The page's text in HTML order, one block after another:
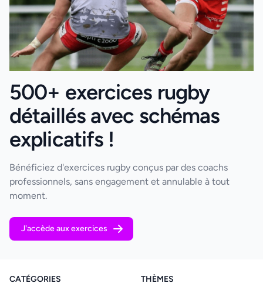
500+ exercices rugby
détaillés avec schémas
explicatifs !
Bénéficiez d'exercices rugby conçus par des coachs
professionnels, sans engagement et annulable à tout
moment.
J'accède aux exercices
CATÉGORIES THÈMES